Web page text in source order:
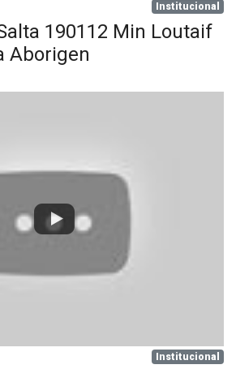
Institucional
190112 Min Loutaif
Aborigen
Institucional